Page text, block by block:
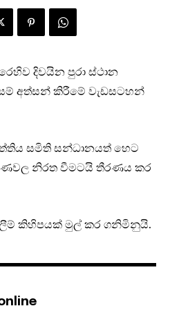
දිවයින පුරා ස්ථාන
අත්සන් කිරීමේ වැඩසටහන්
සමිති සන්ධානයත් හෙට
නිරත වීමටයි තීරණය කර
කිහිපයක් මුල් කර ගනිමිනුයි.